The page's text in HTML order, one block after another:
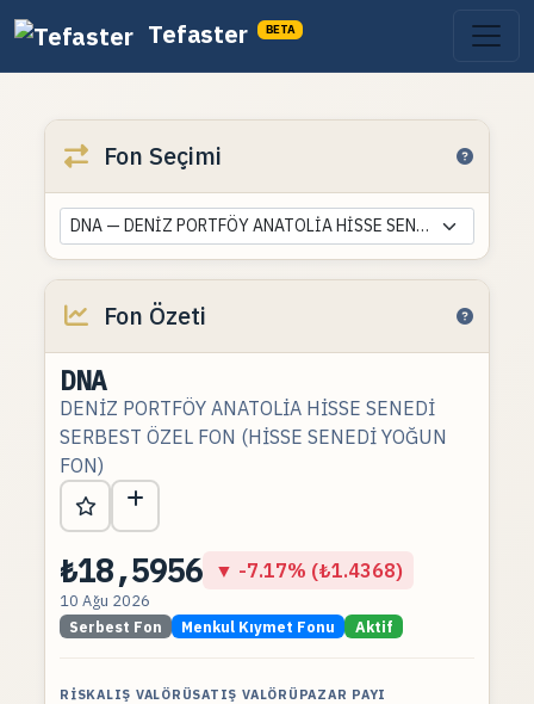
Tefaster BETA
Fon Seçimi
DNA — DENİZ PORTFÖY ANATOLİA HİSSE SENEDİ SERBEST ÖZEL FON (HİSSE SENEDİ YOĞUN FON)
Fon Özeti
DNA
DENİZ PORTFÖY ANATOLİA HİSSE SENEDİ
SERBEST ÖZEL FON (HİSSE SENEDİ YOĞUN
FON)
₺18,5956 ▼ -7.17% (₺1.4368)
10 Ağu 2026
Serbest Fon Menkul Kıymet Fonu Aktif
RISKALIŞ VALÖRÜSATIŞ VALÖRÜ PAZAR PAYI